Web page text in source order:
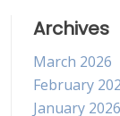
Archives
March 2026
February
January 2026